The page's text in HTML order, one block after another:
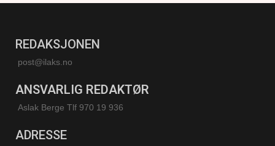
REDAKSJONEN
post@ilaks.no
ANSVARLIG REDAKTØR
Aslak Berge Tlf 970 19 936
ADRESSE